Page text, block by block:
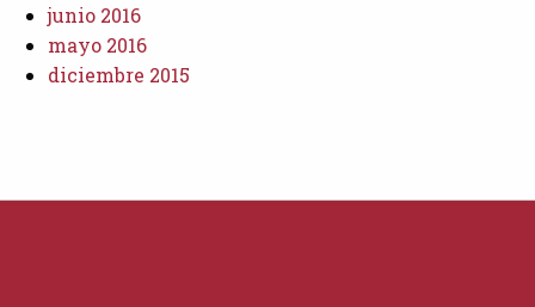
junio 2016
mayo 2016
diciembre 2015